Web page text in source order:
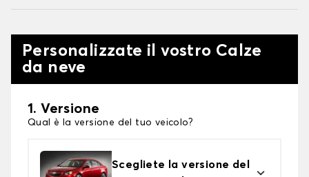
Personalizzate il vostro Calze
da neve
1. Versione
Qual è la versione del tuo veicolo?
Scegliete la versione del